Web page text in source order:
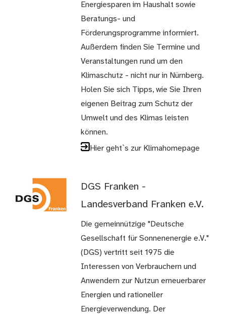
Energiesparen im Haushalt sowie
Beratungs- und
Förderungsprogramme informiert.
Außerdem finden Sie Termine und
Veranstaltungen rund um den
Klimaschutz - nicht nur in Nürnberg.
Holen Sie sich Tipps, wie Sie Ihren
eigenen Beitrag zum Schutz der
Umwelt und des Klimas leisten
können.
Hier geht`s zur Klimahomepage
DGS Franken -
Landesverband Franken e.V.
Die gemeinnützige "Deutsche
Gesellschaft für Sonnenenergie e.V."
(DGS) vertritt seit 1975 die
Interessen von Verbrauchern und
Anwendern zur Nutzun erneuerbarer
Energien und rationeller
Energieverwendung. Der